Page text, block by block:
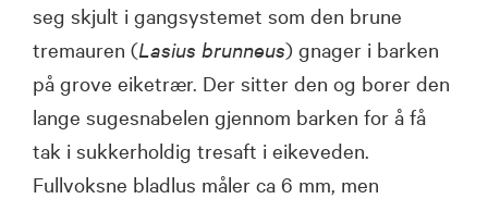
seg skjult i gangsystemet som den brune
tremauren (Lasius brunneus) gnager i barken
på grove eiketrær. Der sitter den og borer den
lange sugesnabelen gjennom barken for å få
tak i sukkerholdig tresaft i eikeveden.
Fullvoksne bladlus måler ca 6 mm, men